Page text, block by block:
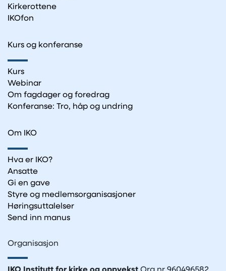
Kirkerottene
IKOfon
Kurs og konferanse
Kurs
Webinar
Om fagdager og foredrag
Konferanse: Tro, håp og undring
Om IKO
Hva er IKO?
Ansatte
Gi en gave
Styre og medlemsorganisasjoner
Høringsuttalelser
Send inn manus
Organisasjon